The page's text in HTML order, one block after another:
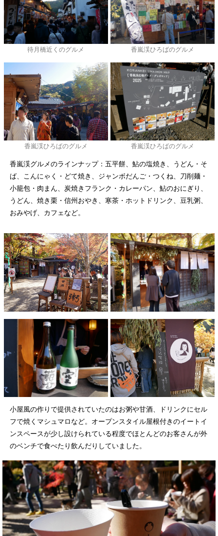
待月橋近くのグルメ 香嵐渓ひろばのグルメ
香嵐渓ひろばのグルメ 香嵐渓ひろばのグルメ
香嵐渓グルメのラインナップ：五平餅、鮎の塩焼き、うどん・そ
ば、こんにゃく・どて焼き、ジャンボだんご・つくね、刀削麺・
小籠包・肉まん、炭焼きフランク・カレーパン、鮎のおにぎり、
うどん、焼き栗・信州おやき、寒茶・ホットドリンク、豆乳粥、
おみやげ、カフェなど。
小屋風の作りで提供されていたのはお粥や甘酒、ドリンクにセル
フで焼くマシュマロなど。オープンスタイル屋根付きのイートイ
ンスペースが少し設けられている程度でほとんどのお客さんが外
のベンチで食べたり飲んだりしていました。